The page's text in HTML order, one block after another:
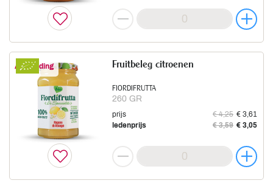
Aanbieding
FIORDIFRUTTA
260 GR
Fruitbeleg citroenen
prijs € 4,25 € 3,61
ledenprijs
€ 3,59 € 3,05